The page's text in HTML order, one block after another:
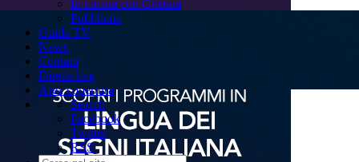
In cucina con Cristina
Pubblicità
Guida TV
News
Contatti
Dirette live
Area copertura
Search
Facebook
Twitter
RSS